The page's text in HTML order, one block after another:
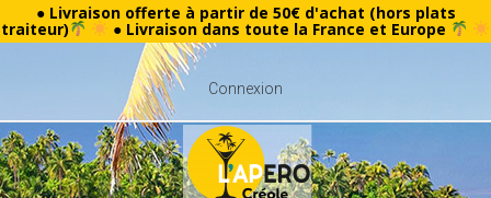
● Livraison offerte à partir de 50€ d'achat (hors plats
traiteur) ● Livraison dans toute la France et Europe
Connexion